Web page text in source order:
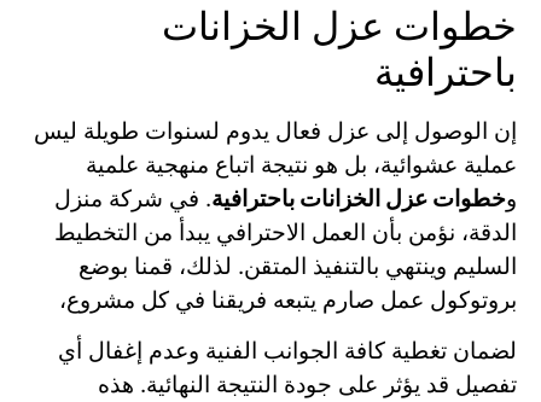
خطوات عزل الخزانات
باحترافية
إن الوصول إلى عزل فعال يدوم لسنوات طويلة ليس
عملية عشوائية، بل هو نتيجة اتباع منهجية علمية
وخطوات عزل الخزانات باحترافية. في شركة منزل
الدقة، نؤمن بأن العمل الاحترافي يبدأ من التخطيط
السليم وينتهي بالتنفيذ المتقن. لذلك، قمنا بوضع
بروتوكول عمل صارم يتبعه فريقنا في كل مشروع،
لضمان تغطية كافة الجوانب الفنية وعدم إغفال أي
تفصيل قد يؤثر على جودة النتيجة النهائية. هذه